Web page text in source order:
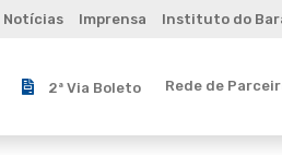
Notícias Imprensa Instituto do
2ª Via Boleto Rede de